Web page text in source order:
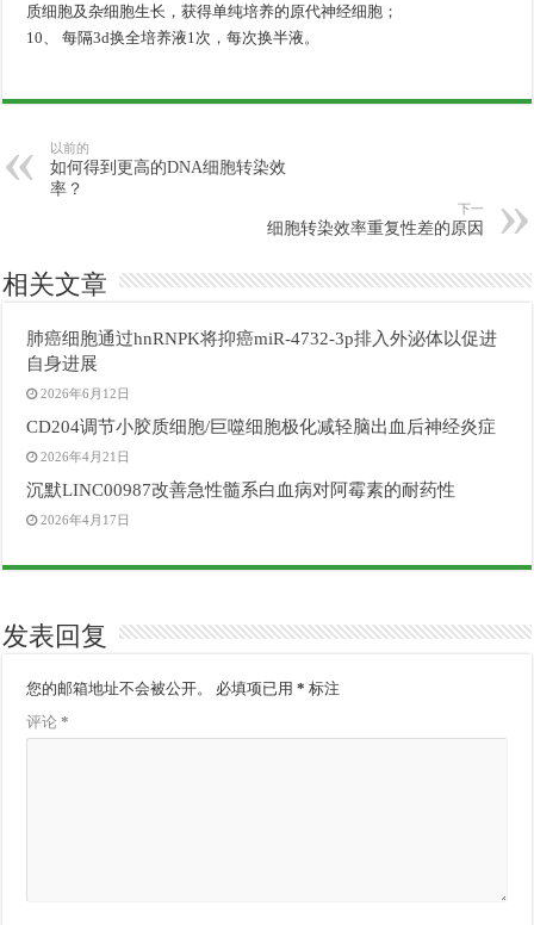
质细胞及杂细胞生长，获得单纯培养的原代神经细胞；
10、 每隔3d换全培养液1次，每次换半液。
以前的
如何得到更高的DNA细胞转染效
率？
下一
细胞转染效率重复性差的原因
相关文章
肺癌细胞通过hnRNPK将抑癌miR-4732-3p排入外泌体以促进
自身进展
2026年6月12日
CD204调节小胶质细胞/巨噬细胞极化减轻脑出血后神经炎症
2026年4月21日
沉默LINC00987改善急性髓系白血病对阿霉素的耐药性
2026年4月17日
发表回复
您的邮箱地址不会被公开。 必填项已用* 标注
评论*